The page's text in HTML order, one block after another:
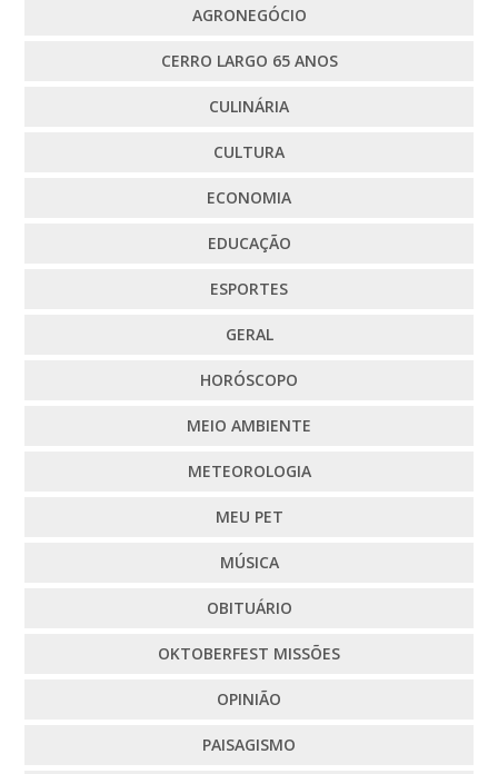
AGRONEGÓCIO
CERRO LARGO 65 ANOS
CULINÁRIA
CULTURA
ECONOMIA
EDUCAÇÃO
ESPORTES
GERAL
HORÓSCOPO
MEIO AMBIENTE
METEOROLOGIA
MEU PET
MÚSICA
OBITUÁRIO
OKTOBERFEST MISSÕES
OPINIÃO
PAISAGISMO